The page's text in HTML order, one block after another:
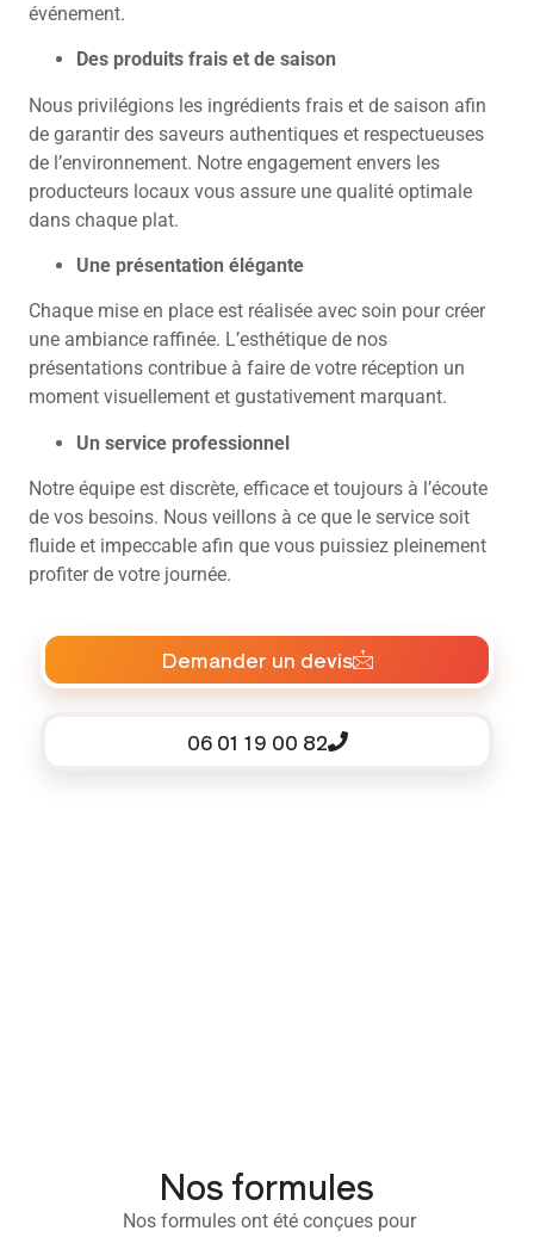
événement.
Des produits frais et de saison
Nous privilégions les ingrédients frais et de saison afin
de garantir des saveurs authentiques et respectueuses
de l’environnement. Notre engagement envers les
producteurs locaux vous assure une qualité optimale
dans chaque plat.
Une présentation élégante
Chaque mise en place est réalisée avec soin pour créer
une ambiance raffinée. L’esthétique de nos
présentations contribue à faire de votre réception un
moment visuellement et gustativement marquant.
Un service professionnel
Notre équipe est discrète, efficace et toujours à l’écoute
de vos besoins. Nous veillons à ce que le service soit
fluide et impeccable afin que vous puissiez pleinement
profiter de votre journée.
Demander un devis
06 01 19 00 82
Nos formules
Nos formules ont été conçues pour